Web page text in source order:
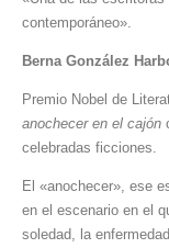
contemporáneo».
Berna González
Premio Nobel de
anochecer en el cajón
celebradas ficciones.
El «anochecer», ese
en el escenario en el
soledad, la